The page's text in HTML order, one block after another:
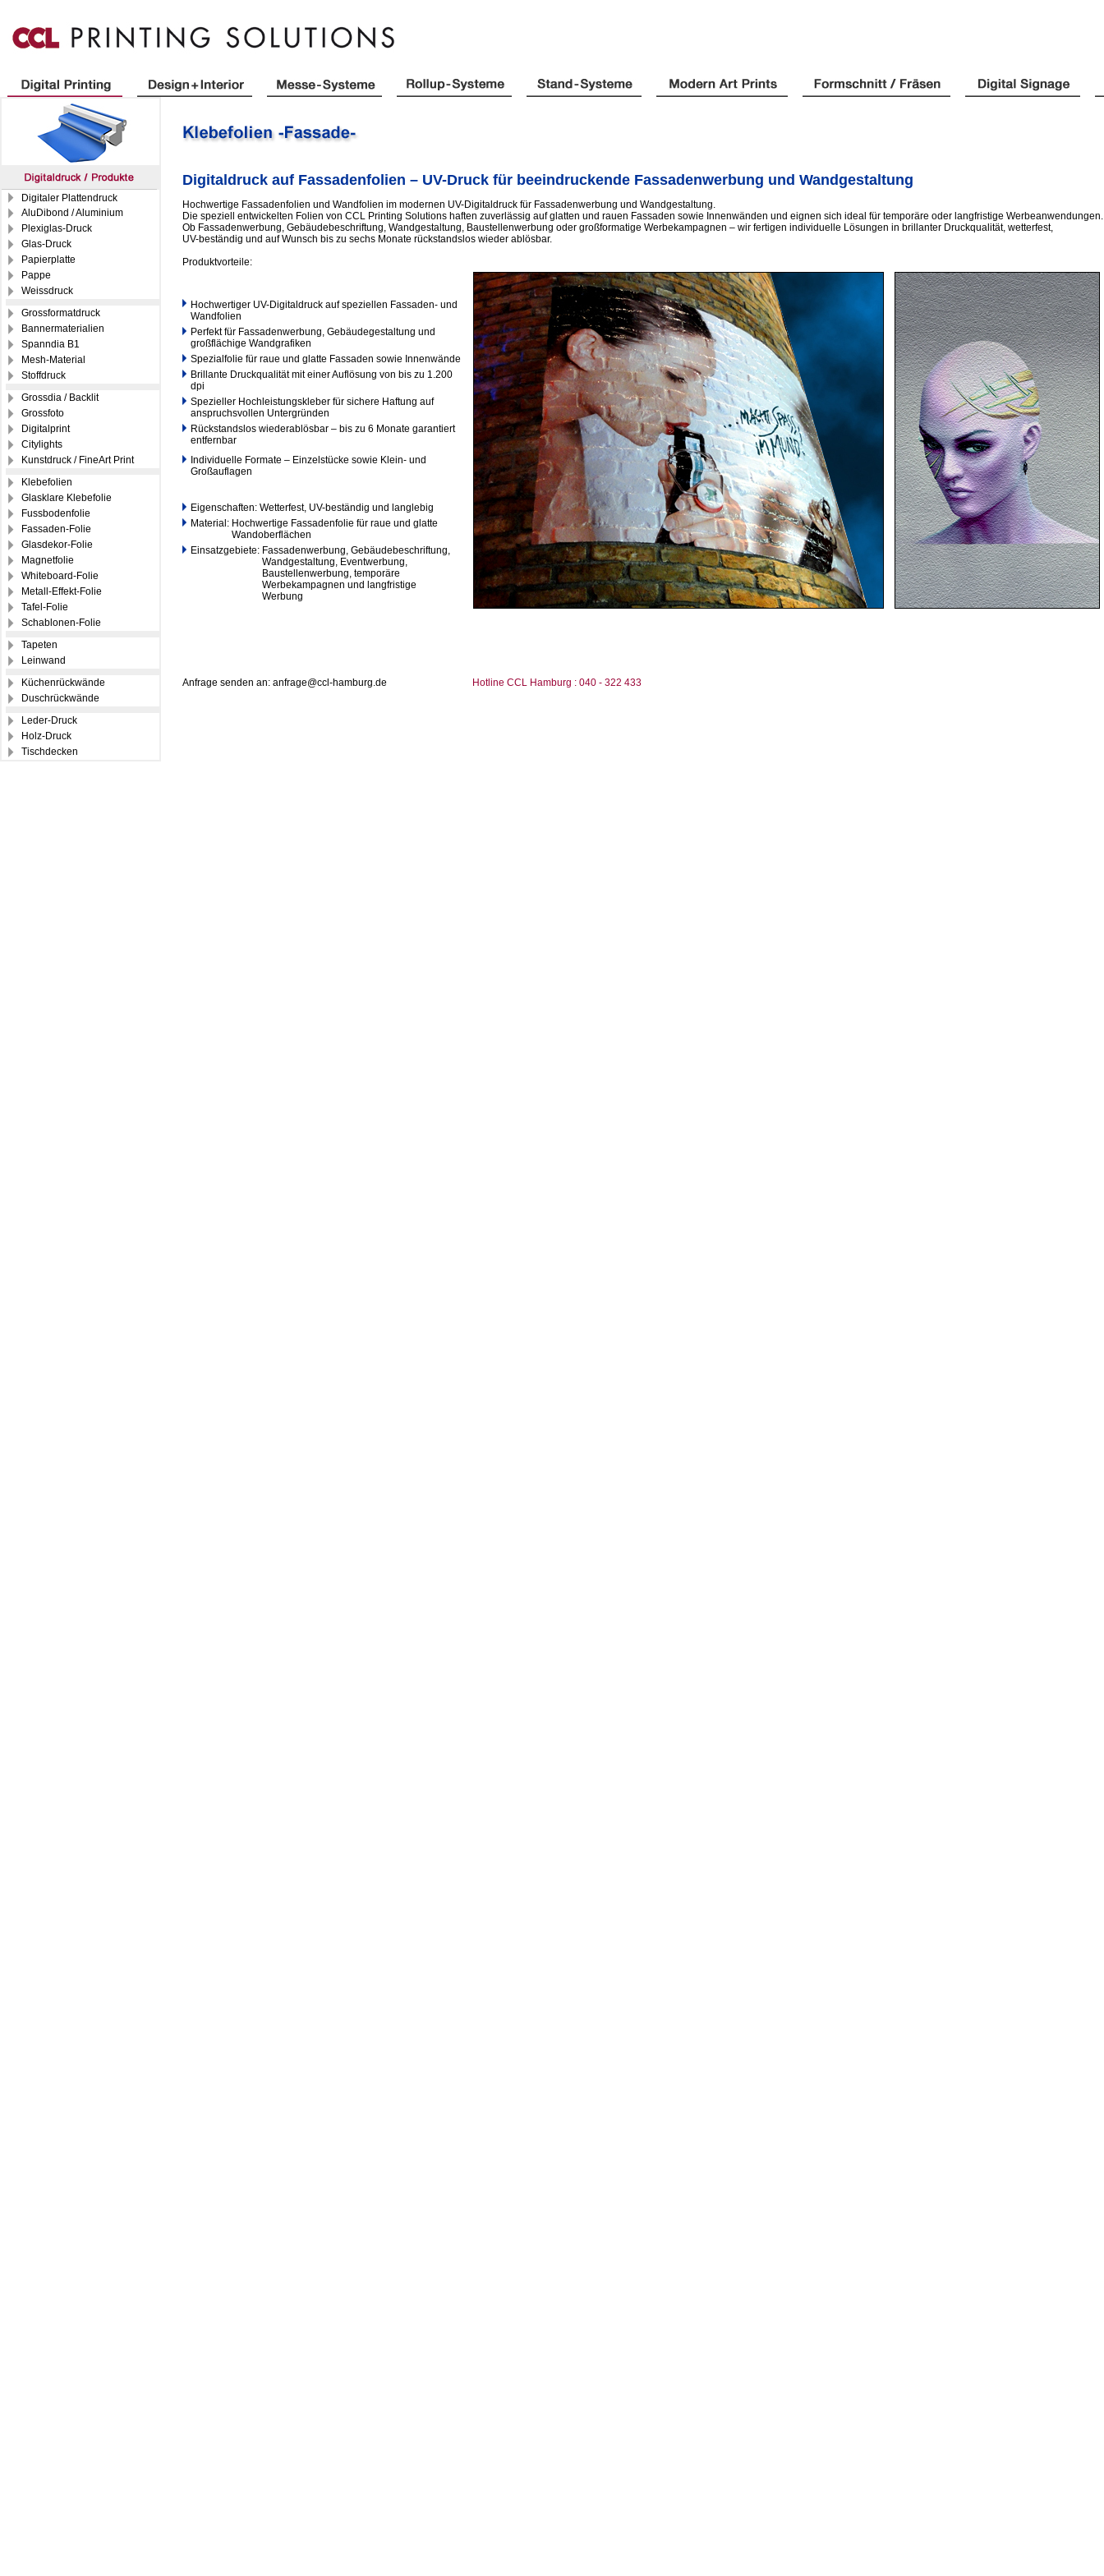
Digitaler Plattendruck
AluDibond / Aluminium
Plexiglas-Druck
Glas-Druck
Papierplatte
Pappe
Weissdruck
Grossformatdruck
Bannermaterialien
Spanndia B1
Mesh-Material
Stoffdruck
Grossdia / Backlit
Grossfoto
Digitalprint
Citylights
Kunstdruck / FineArt Print
Klebefolien
Glasklare Klebefolie
Fussbodenfolie
Fassaden-Folie
Glasdekor-Folie
Magnetfolie
Whiteboard-Folie
Metall-Effekt-Folie
Tafel-Folie
Schablonen-Folie
Tapeten
Leinwand
Küchenrückwände
Duschrückwände
Leder-Druck
Holz-Druck
Tischdecken
Digitaldruck auf Fassadenfolien – UV-Druck für beeindruckende Fassadenwerbung und Wandgestaltung
Hochwertige Fassadenfolien und Wandfolien im modernen UV-Digitaldruck für Fassadenwerbung und Wandgestaltung.
Die speziell entwickelten Folien von CCL Printing Solutions haften zuverlässig auf glatten und rauen Fassaden sowie Innenwänden und eignen sich ideal für temporäre oder langfristige Werbeanwendungen.
Ob Fassadenwerbung, Gebäudebeschriftung, Wandgestaltung, Baustellenwerbung oder großformatige Werbekampagnen – wir fertigen individuelle Lösungen in brillanter Druckqualität, wetterfest,
UV-beständig und auf Wunsch bis zu sechs Monate rückstandslos wieder ablösbar.
Produktvorteile:
Hochwertiger UV-Digitaldruck auf speziellen Fassaden- und
Wandfolien
Perfekt für Fassadenwerbung, Gebäudegestaltung und
großflächige Wandgrafiken
Spezialfolie für raue und glatte Fassaden sowie Innenwände
Brillante Druckqualität mit einer Auflösung von bis zu 1.200
dpi
Spezieller Hochleistungskleber für sichere Haftung auf
anspruchsvollen Untergründen
Rückstandslos wiederablösbar – bis zu 6 Monate garantiert
entfernbar
Individuelle Formate – Einzelstücke sowie Klein- und
Großauflagen
Eigenschaften: Wetterfest, UV-beständig und langlebig
Material: Hochwertige Fassadenfolie für raue und glatte
Wandoberflächen
Einsatzgebiete: Fassadenwerbung, Gebäudebeschriftung,
Wandgestaltung, Eventwerbung,
Baustellenwerbung, temporäre
Werbekampagnen und langfristige
Werbung
Anfrage senden an: anfrage@ccl-hamburg.de Hotline CCL Hamburg : 040 - 322 433